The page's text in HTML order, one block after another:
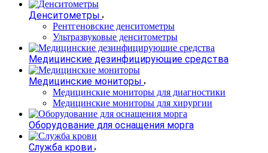
Денситометры
Рентгеновские денситометры
Ультразвуковые денситометры
Медицинские дезинфицирующие средства
Медицинские мониторы
Медицинские мониторы для диагностики
Медицинские мониторы для хирургии
Оборудование для оснащения морга
Служба крови